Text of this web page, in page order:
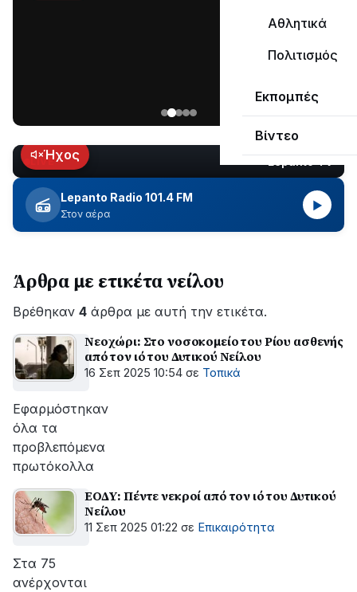
Αθλητικά
Πολιτισμός
Εκπομπές
Βίντεο
Ναυπάκτου
εδώ
και
περίπου
δύο
ώρες
εξέλιξη
οι
εργασίες
ΔΕΔΔΗΕ
για
την
της
βλάβης
LIVEΉχος
Lepanto Radio 101.4 FM
Στον αέρα
▶
Άρθρα με ετικέτα νείλου
Βρέθηκαν 4 άρθρα με αυτή την ετικέτα.
Νεοχώρι: Στο νοσοκομείο του Ρίου ασθενής
από τον ιό του Δυτικού Νείλου
16 Σεπ 2025 10:54 σε Τοπικά
Εφαρμόστηκαν
όλα τα
προβλεπόμενα
πρωτόκολλα
ΕΟΔΥ: Πέντε νεκροί από τον ιό του Δυτικού
Νείλου
11 Σεπ 2025 01:22 σε Επικαιρότητα
Στα 75
ανέρχονται